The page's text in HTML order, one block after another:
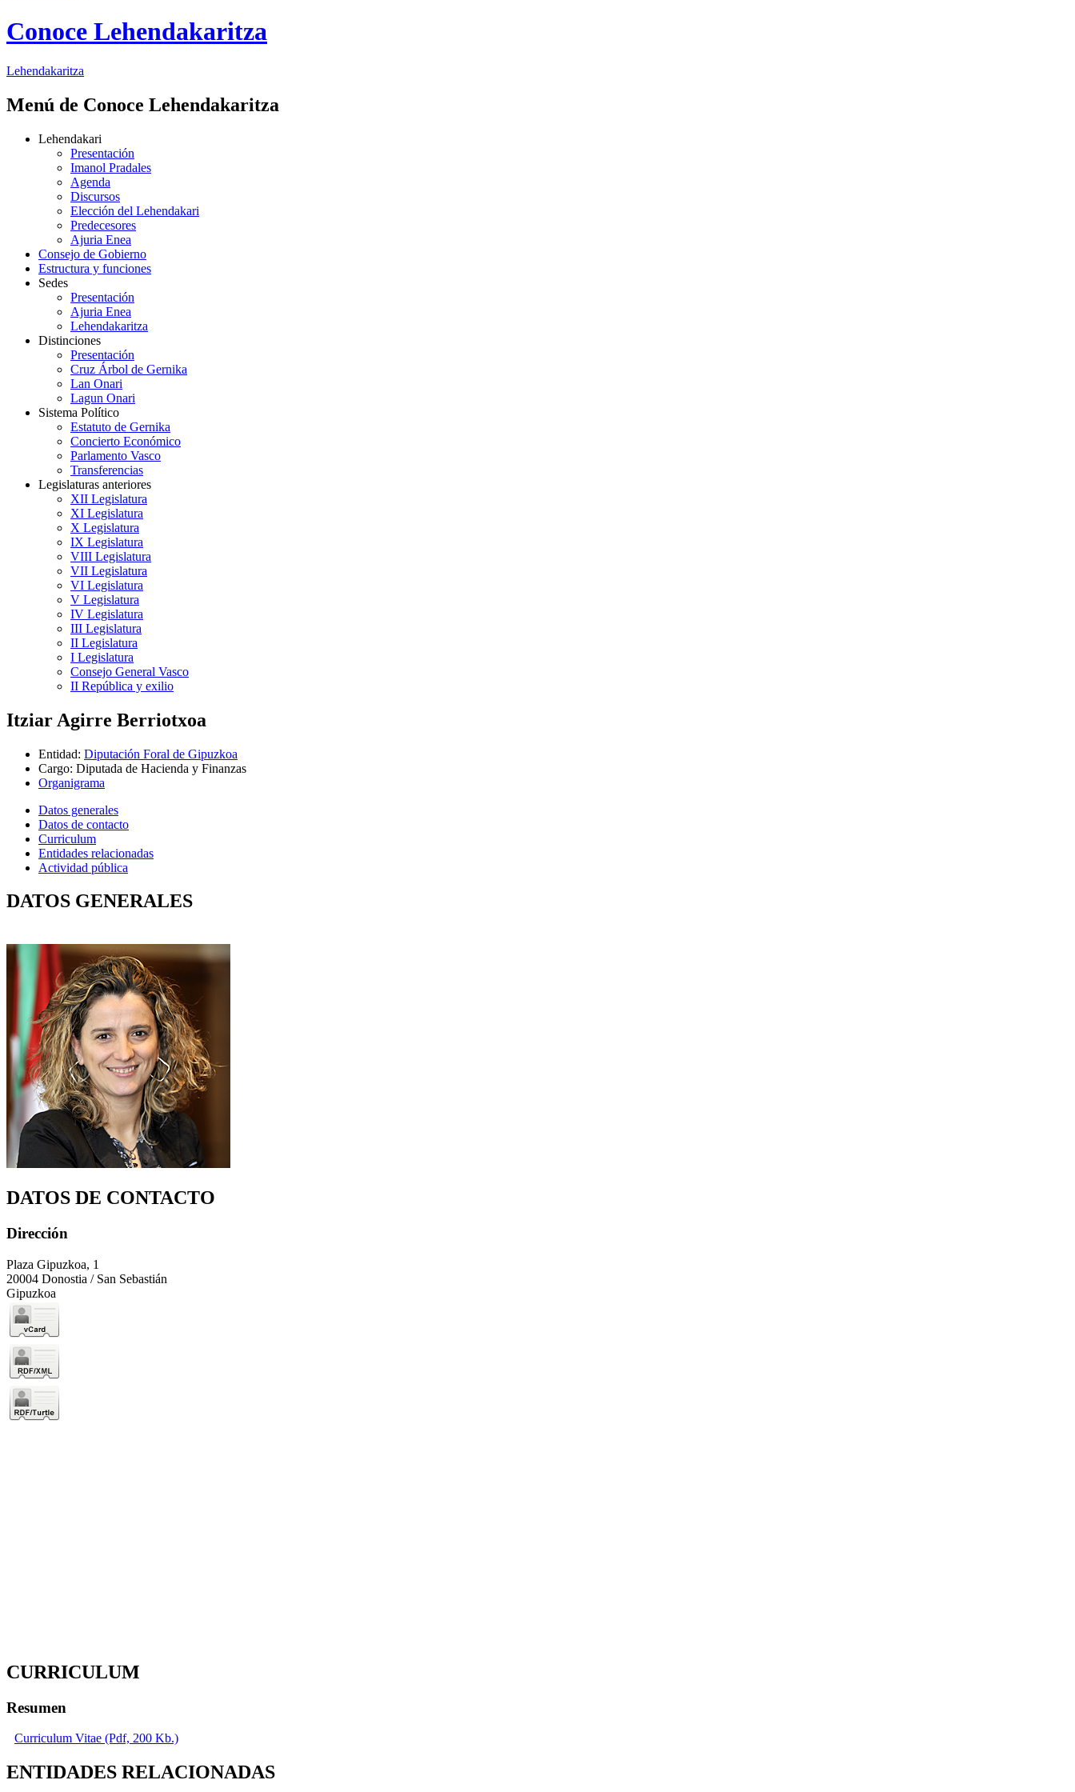
Conoce Lehendakaritza
Lehendakaritza
Menú de Conoce Lehendakaritza
Lehendakari
Presentación
Imanol Pradales
Agenda
Discursos
Elección del Lehendakari
Predecesores
Ajuria Enea
Consejo de Gobierno
Estructura y funciones
Sedes
Presentación
Ajuria Enea
Lehendakaritza
Distinciones
Presentación
Cruz Árbol de Gernika
Lan Onari
Lagun Onari
Sistema Político
Estatuto de Gernika
Concierto Económico
Parlamento Vasco
Transferencias
Legislaturas anteriores
XII Legislatura
XI Legislatura
X Legislatura
IX Legislatura
VIII Legislatura
VII Legislatura
VI Legislatura
V Legislatura
IV Legislatura
III Legislatura
II Legislatura
I Legislatura
Consejo General Vasco
II República y exilio
Itziar Agirre Berriotxoa
Entidad: Diputación Foral de Gipuzkoa
Cargo: Diputada de Hacienda y Finanzas
Organigrama
Datos generales
Datos de contacto
Curriculum
Entidades relacionadas
Actividad pública
DATOS GENERALES
DATOS DE CONTACTO
Dirección
Plaza Gipuzkoa, 1
20004 Donostia / San Sebastián
Gipuzkoa
CURRICULUM
Resumen
Curriculum Vitae (Pdf, 200 Kb.)
ENTIDADES RELACIONADAS